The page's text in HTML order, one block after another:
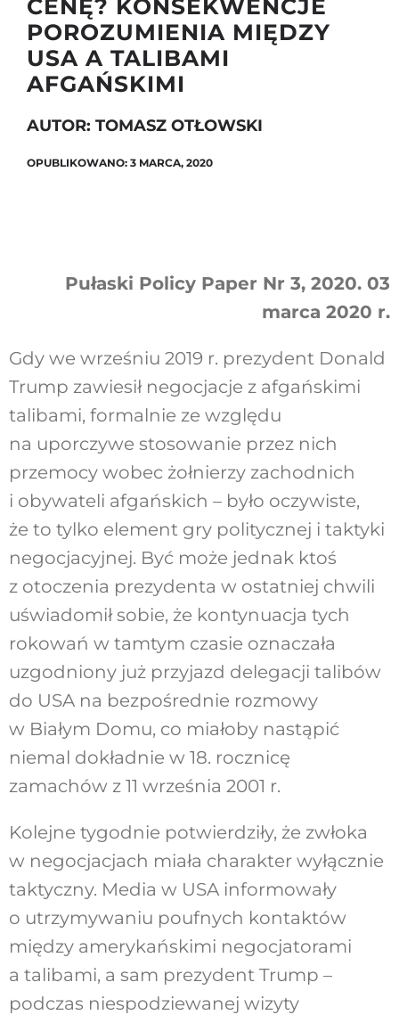
Szukaj
CENĘ? KONSEKWENCJE
POROZUMIENIA MIĘDZY
USA A TALIBAMI
AFGAŃSKIMI
AUTOR: TOMASZ OTŁOWSKI
OPUBLIKOWANO: 3 MARCA, 2020
Pułaski Policy Paper Nr 3, 2020. 03
marca 2020 r.
Gdy we wrześniu 2019 r. prezydent Donald
Trump zawiesił negocjacje z afgańskimi
talibami, formalnie ze względu
na uporczywe stosowanie przez nich
przemocy wobec żołnierzy zachodnich
i obywateli afgańskich – było oczywiste,
że to tylko element gry politycznej i taktyki
negocjacyjnej. Być może jednak ktoś
z otoczenia prezydenta w ostatniej chwili
uświadomił sobie, że kontynuacja tych
rokowań w tamtym czasie oznaczała
uzgodniony już przyjazd delegacji talibów
do USA na bezpośrednie rozmowy
w Białym Domu, co miałoby nastąpić
niemal dokładnie w 18. rocznicę
zamachów z 11 września 2001 r.
Kolejne tygodnie potwierdziły, że zwłoka
w negocjacjach miała charakter wyłącznie
taktyczny. Media w USA informowały
o utrzymywaniu poufnych kontaktów
między amerykańskimi negocjatorami
a talibami, a sam prezydent Trump –
podczas niespodziewanej wizyty